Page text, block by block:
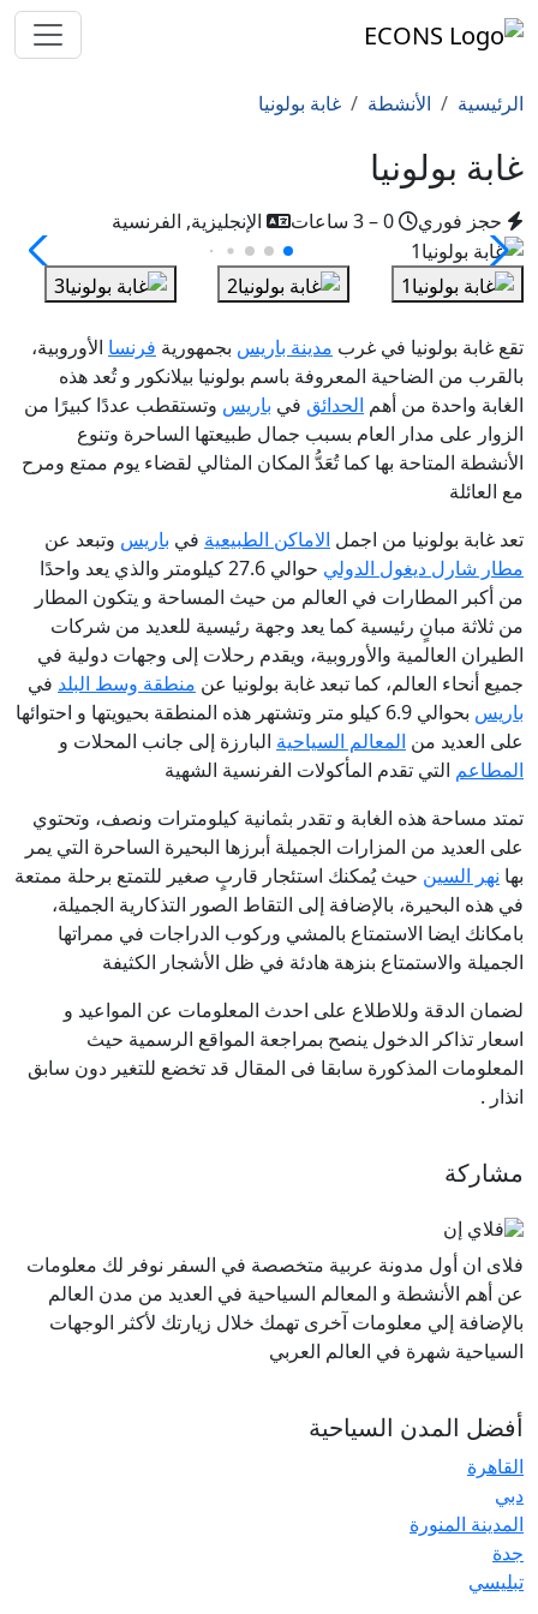
الرئيسية الأنشطة غابة بولونيا
غابة بولونيا
حجز فوري الإنجليزية, الفرنسية
تقع غابة بولونيا في غرب مدينة باريس بجمهورية فرنسا الأوروبية،
بالقرب من الضاحية المعروفة باسم بولونيا بيلانكور و تُعد هذه
الغابة واحدة من أهم الحدائق في باريس وتستقطب عددًا كبيرًا من
الزوار على مدار العام بسبب جمال طبيعتها الساحرة وتنوع
الأنشطة المتاحة بها كما تُعَدُّ المكان المثالي لقضاء يوم ممتع ومرح
مع العائلة
تعد غابة بولونيا من اجمل الاماكن الطبيعية في باريس وتبعد عن
مطار شارل ديغول الدولي
حوالي 27.6 كيلومتر والذي يعد واحدًا
من أكبر المطارات في العالم من حيث المساحة و يتكون المطار
من ثلاثة مبانٍ رئيسية كما يعد وجهة رئيسية للعديد من شركات
الطيران العالمية والأوروبية، ويقدم رحلات إلى وجهات دولية في
جميع أنحاء العالم، كما تبعد غابة بولونيا عن منطقة وسط البلد في
باريس
بحوالي 6.9 كيلو متر وتشتهر هذه المنطقة بحيويتها و احتوائها
على العديد من المعالم السياحية البارزة إلى جانب المحلات و
المطاعم التي تقدم المأكولات الفرنسية الشهية
تمتد مساحة هذه الغابة و تقدر بثمانية كيلومترات ونصف، وتحتوي
على العديد من المزارات الجميلة أبرزها البحيرة الساحرة التي يمر
بها نهر السين حيث يُمكنك استئجار قاربٍ صغير للتمتع برحلة ممتعة
في هذه البحيرة، بالإضافة إلى التقاط الصور التذكارية الجميلة،
بامكانك ايضا الاستمتاع بالمشي وركوب الدراجات في ممراتها
الجميلة والاستمتاع بنزهة هادئة في ظل الأشجار الكثيفة
لضمان الدقة وللاطلاع على احدث المعلومات عن المواعيد و
اسعار تذاكر الدخول ينصح بمراجعة المواقع الرسمية حيث
المعلومات المذكورة سابقا فى المقال قد تخضع للتغير دون سابق
انذار .
مشاركة
فلاى ان أول مدونة عربية متخصصة في السفر نوفر لك معلومات
عن أهم الأنشطة و المعالم السياحية في العديد من مدن العالم
بالإضافة إلي معلومات آخرى تهمك خلال زيارتك لأكثر الوجهات
السياحية شهرة في العالم العربي
أفضل المدن السياحية
القاهرة
دبي
المدينة المنورة
جدة
تبليسي